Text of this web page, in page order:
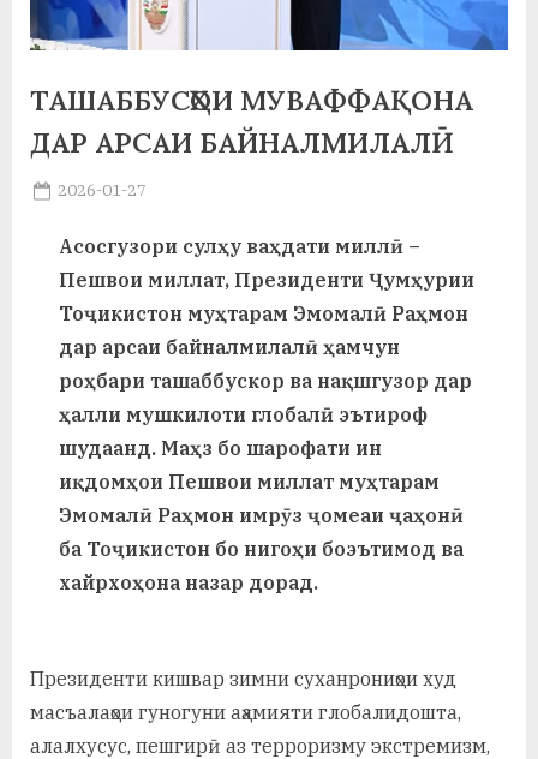
а
о
о
и
Х
у
а
в
ТАШАББУСҲОИ МУВАФФАҚОНА
ДАР АРСАИ БАЙНАЛМИЛАЛӢ
Posted
2026-01-27
Асосгузори сулҳу ваҳдати миллӣ –
Пешвои миллат, Президенти Ҷумҳурии
Тоҷикистон муҳтарам Эмомалӣ Раҳмон
дар арсаи байналмилалӣ ҳамчун
роҳбари ташаббускор ва нақшгузор дар
ҳалли мушкилоти глобалӣ эътироф
шудаанд. Маҳз бо шарофати ин
иқдомҳои Пешвои миллат муҳтарам
Эмомалӣ Раҳмон имрӯз ҷомеаи ҷаҳонӣ
ба Тоҷикистон бо нигоҳи боэътимод ва
хайрхоҳона назар дорад.
Президенти кишвар зимни суханрониҳои худ
масъалаҳои гуногуни аҳамияти глобалидошта,
алалхусус, пешгирӣ аз терроризму экстремизм,